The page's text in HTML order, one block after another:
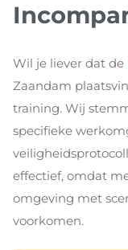
Wil je liever dat de
Zaandam
training. Wij
specifieke
effectief, omdat
omgeving met
voorkomen.